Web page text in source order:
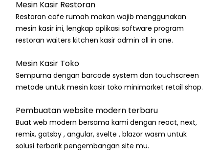
Mesin Kasir Restoran
Restoran cafe rumah makan wajib menggunakan
mesin kasir ini, lengkap aplikasi software program
restoran waiters kitchen kasir admin all in one.
Mesin Kasir Toko
Sempurna dengan barcode system dan touchscreen
metode untuk mesin kasir toko minimarket retail shop.
Pembuatan website modern terbaru
Buat web modern bersama kami dengan react, next,
remix, gatsby , angular, svelte , blazor wasm untuk
solusi terbarik pengembangan site mu.